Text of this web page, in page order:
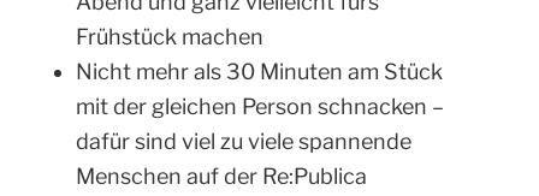
Frühstück machen
Nicht mehr als 30 Minuten am Stück
mit der gleichen Person schnacken –
dafür sind viel zu viele spannende
Menschen auf der Re:Publica